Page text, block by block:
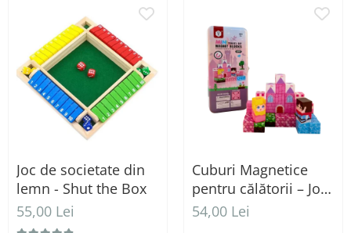
Joc de societate din
lemn - Shut the Box
55,00 Lei
Cuburi Magnetice
pentru călătorii – Joc
de Construcție STEM,
54,00 Lei